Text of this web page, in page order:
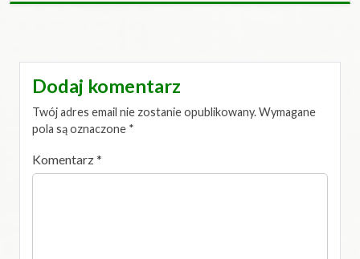
Dodaj komentarz
Twój adres email nie zostanie opublikowany.Wymagane
pola są oznaczone *
Komentarz*